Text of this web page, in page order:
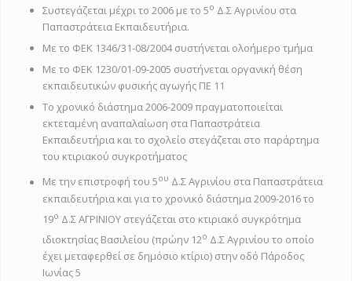
Συστεγάζεται μέχρι το 2006 με το 5ο Δ.Σ Αγρινίου στα
Παπαστράτεια Εκπαιδευτήρια.
Με το ΦΕΚ 1346/31-08/2004 συστήνεται ολοήμερο τμήμα
Με το ΦΕΚ 1230/01-09-2005 συστήνεται οργανική θέση
εκπαιδευτικών φυσικής αγωγής ΠΕ 11
Το χρονικό διάστημα 2006-2009 πραγματοποιείται
εκτεταμένη αναπαλαίωση στα Παπαστράτεια
Εκπαιδευτήρια και το σχολείο στεγάζεται στο παράρτημα
του κτιριακού συγκροτήματος
Με την επιστροφή του 5ου Δ.Σ Αγρινίου στα Παπαστράτεια
εκπαιδευτήρια και για το χρονικό διάστημα 2009-2016 το
19ο Δ.Σ ΑΓΡΙΝΙΟΥ στεγάζεται στο κτιριακό συγκρότημα
ιδιοκτησίας Βασιλείου (πρώην 12ο Δ.Σ Αγρινίου το οποίο
έχει μεταφερθεί σε δημόσιο κτίριο) στην οδό Πάροδος
Ιωνίας 5